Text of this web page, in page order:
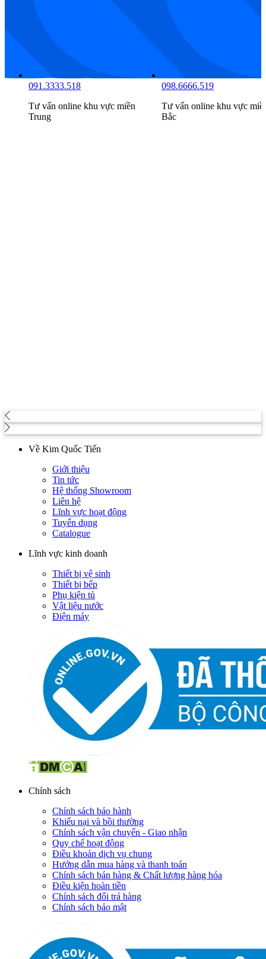
091.9999.516
Tư vấn online khu vực miền
Nam
091.3333.518
Tư vấn online khu vực
Trung
Về Kim Quốc Tiến
Giới thiệu
Tin tức
Hệ thống Showroom
Liên hệ
Lĩnh vực hoạt động
Tuyển dụng
Catalogue
Lĩnh vực kinh doanh
Thiết bị vệ sinh
Thiết bị bếp
Phụ kiện tủ
Vật liệu nước
Điện máy
Chính sách
Chính sách bảo hành
Khiếu nại và bồi thường
Chính sách vận chuyển - Giao nhận
Quy chế hoạt động
Điều khoản dịch vụ chung
Hướng dẫn mua hàng và thanh toán
Chính sách bán hàng & Chất lượng hàng hóa
Điều kiện hoàn tiền
Chính sách đổi trả hàng
Chính sách bảo mật